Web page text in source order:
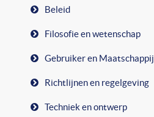
Beleid
Filosofie en wetenschap
Gebruiker en Maatschappij
Richtlijnen en regelgeving
Techniek en ontwerp